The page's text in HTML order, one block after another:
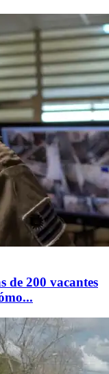
200 vacantes